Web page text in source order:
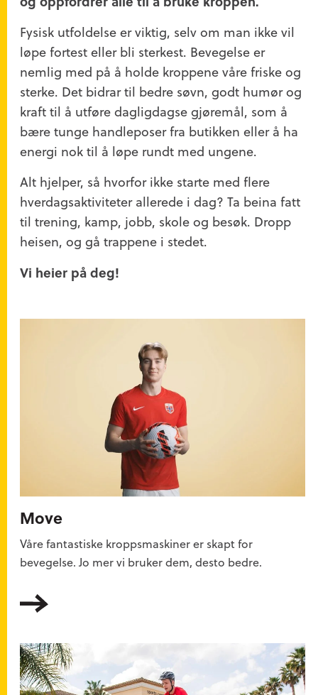
Fysisk utfoldelse er viktig, selv om man ikke vil
løpe fortest eller bli sterkest. Bevegelse er
nemlig med på å holde kroppene våre friske og
sterke. Det bidrar til bedre søvn, godt humør og
kraft til å utføre dagligdagse gjøremål, som å
bære tunge handleposer fra butikken eller å ha
energi nok til å løpe rundt med ungene.
Alt hjelper, så hvorfor ikke starte med flere
hverdagsaktiviteter allerede i dag? Ta beina fatt
til trening, kamp, jobb, skole og besøk. Dropp
heisen, og gå trappene i stedet.
Vi heier på deg!
Move
Våre fantastiske kroppsmaskiner er skapt for
bevegelse. Jo mer vi bruker dem, desto bedre.
Les mer